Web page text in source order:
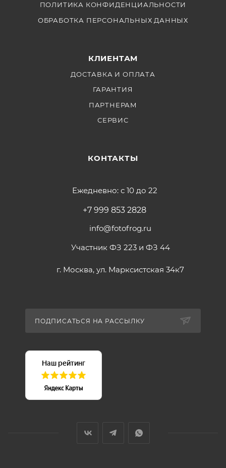
ПОЛИТИКА КОНФИДЕНЦИАЛЬНОСТИ
ОБРАБОТКА ПЕРСОНАЛЬНЫХ ДАННЫХ
КЛИЕНТАМ
ДОСТАВКА И ОПЛАТА
ГАРАНТИЯ
ПАРТНЕРАМ
СЕРВИС
КОНТАКТЫ
Ежедневно: с 10 до 22
+7 999 853 2828
info@fotofrog.ru
Участник ФЗ 223 и ФЗ 44
г. Москва, ул. Марксистская 34к7
ПОДПИСАТЬСЯ НА РАССЫЛКУ